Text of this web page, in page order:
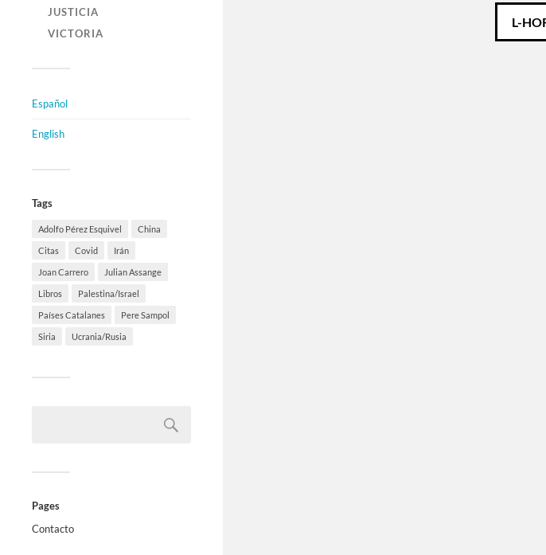
JUSTICIA
VICTORIA
Español
English
Tags
Adolfo Pérez Esquivel China
Citas Covid Irán
Joan Carrero Julian Assange
Libros Palestina/Israel
Países Catalanes Pere Sampol
Siria Ucrania/Rusia
Pages
Contacto
L-